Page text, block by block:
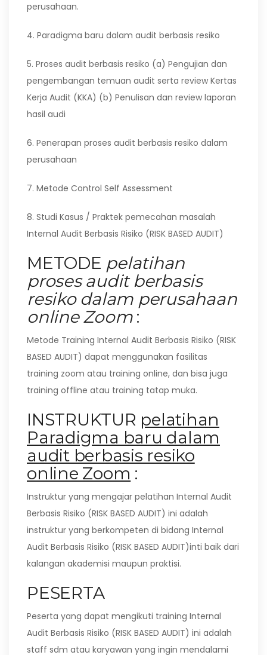
perusahaan.
4. Paradigma baru dalam audit berbasis resiko
5. Proses audit berbasis resiko (a) Pengujian dan
pengembangan temuan audit serta review Kertas
Kerja Audit (KKA) (b) Penulisan dan review laporan
hasil audi
6. Penerapan proses audit berbasis resiko dalam
perusahaan
7. Metode Control Self Assessment
8. Studi Kasus / Praktek pemecahan masalah
Internal Audit Berbasis Risiko (RISK BASED AUDIT)
METODE pelatihan
proses audit berbasis
resiko dalam perusahaan
online Zoom:
Metode Training Internal Audit Berbasis Risiko (RISK
BASED AUDIT) dapat menggunakan fasilitas
training zoom atau training online, dan bisa juga
training offline atau training tatap muka.
INSTRUKTUR pelatihan
Paradigma baru dalam
audit berbasis resiko
online Zoom :
Instruktur yang mengajar pelatihan Internal Audit
Berbasis Risiko (RISK BASED AUDIT) ini adalah
instruktur yang berkompeten di bidang Internal
Audit Berbasis Risiko (RISK BASED AUDIT)inti baik dari
kalangan akademisi maupun praktisi.
PESERTA
Peserta yang dapat mengikuti training Internal
Audit Berbasis Risiko (RISK BASED AUDIT) ini adalah
staff sdm atau karyawan yang ingin mendalami